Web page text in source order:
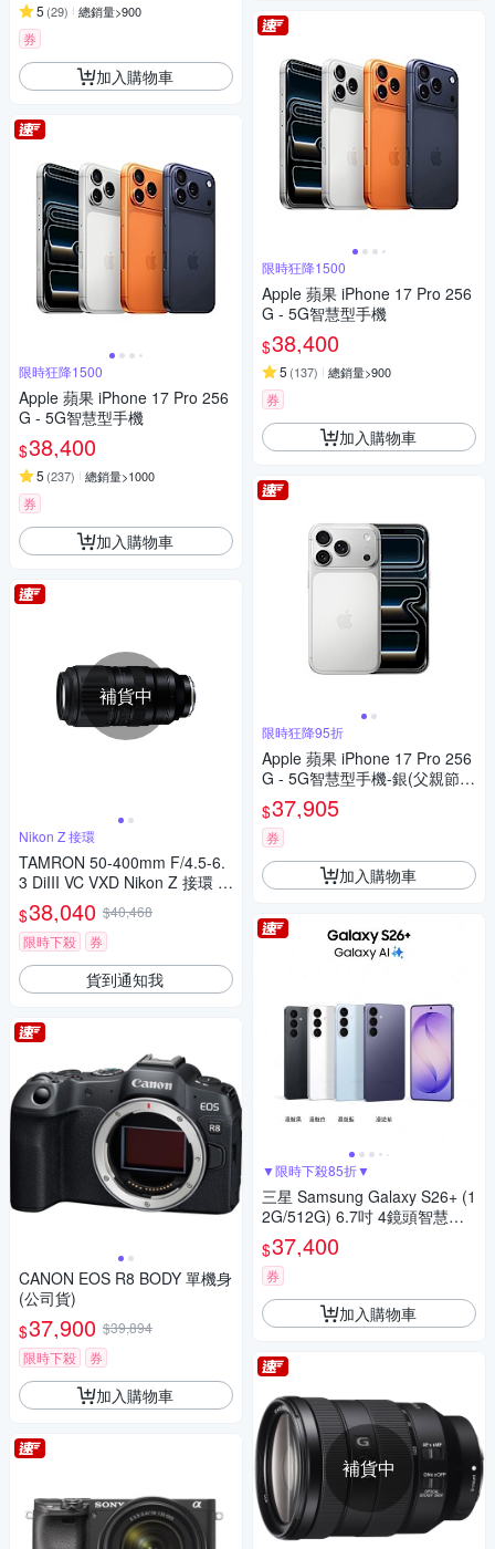
5 (29) 總銷量>900
券
加入購物車
限時狂降1500
Apple 蘋果 iPhone 17 Pro 256
G - 5G智慧型手機
$38,400
5 (237) 總銷量>1000
券
加入購物車
補貨中
Nikon Z 接環
TAMRON 50-400mm F/4.5-6.
3 DiIII VC VXD Nikon Z 接環 (A
067) (平行輸入)
$38,040 $40,468
限時下殺
券
貨到通知我
CANON EOS R8 BODY 單機身
(公司貨)
$37,900 $39,894
限時下殺
券
加入購物車
限時狂降1500
Apple 蘋果 iPhone 17 Pro 256
G - 5G智慧型手機
$38,400
5 (137) 總銷量>900
券
加入購物車
限時狂降95折
Apple 蘋果 iPhone 17 Pro 256
G - 5G智慧型手機-銀(父親節限
定)
$37,905
券
加入購物車
▼限時下殺85折▼
三星 Samsung Galaxy S26+ (1
2G/512G) 6.7吋 4鏡頭智慧手
機
$37,400
券
加入購物車
補貨中